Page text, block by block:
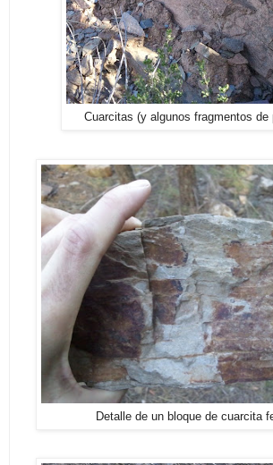
Cuarcitas (y algunos fragmentos de
Detalle de un bloque de cuarcita